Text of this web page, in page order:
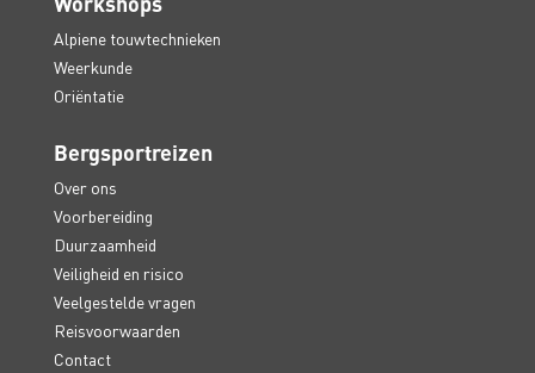
Alpiene touwtechnieken
Weerkunde
Oriëntatie
Bergsportreizen
Over ons
Voorbereiding
Duurzaamheid
Veiligheid en risico
Veelgestelde vragen
Reisvoorwaarden
Contact